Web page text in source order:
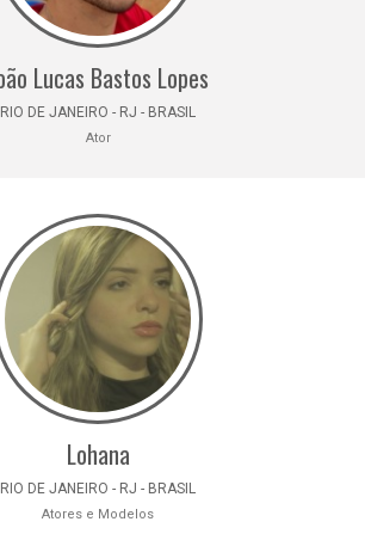
Lucas Bastos Lopes
RIO DE JANEIRO - RJ - BRASIL
Ator
Lohana
RIO DE JANEIRO - RJ - BRASIL
Atores e Modelos